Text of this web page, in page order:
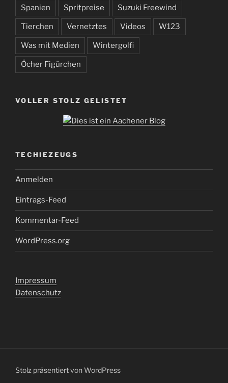
Spanien Spritpreise Suzuki Freewind
Tierchen Vernetztes Videos W123
Was mit Medien Wintergolfi
Öcher Figürchen
VOLLER STOLZ GELISTET
TECHIEZEUGS
Anmelden
Eintrags-Feed
Kommentar-Feed
WordPress.org
Impressum
Datenschutz
Stolz präsentiert von WordPress